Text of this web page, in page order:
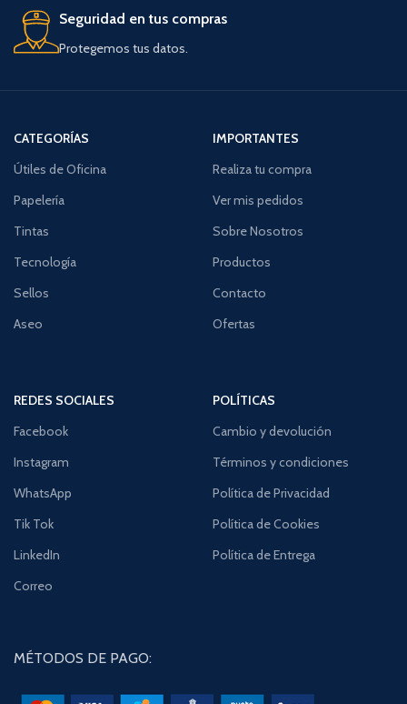
Seguridad en tus compras
Protegemos tus datos.
CATEGORÍAS
Útiles de Oficina
Papelería
Tintas
Tecnología
Sellos
Aseo
IMPORTANTES
Realiza tu compra
Ver mis pedidos
Sobre Nosotros
Productos
Contacto
Ofertas
REDES SOCIALES
Facebook
Instagram
WhatsApp
Tik Tok
LinkedIn
Correo
POLÍTICAS
Cambio y devolución
Términos y condiciones
Política de Privacidad
Política de Cookies
Política de Entrega
MÉTODOS DE PAGO: